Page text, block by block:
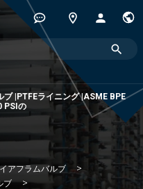
|PTFEライニング |ASME BPE
PSIの
アフラムバルブ
ブ